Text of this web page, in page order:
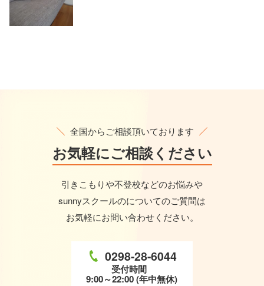
全国からご相談頂いております
お気軽にご相談ください
引きこもりや不登校などのお悩みや
sunnyスクールのについてのご質問は
お気軽にお問い合わせください。
0298-28-6044
受付時間
9:00～22:00 (年中無休)